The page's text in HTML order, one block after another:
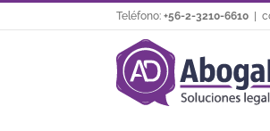
al
Teléfono: +56-2-3210-6610